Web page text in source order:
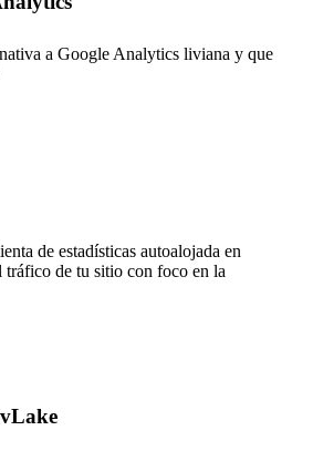
a Google Analytics liviana y que
de estadísticas autoalojada en
tráfico de tu sitio con foco en la